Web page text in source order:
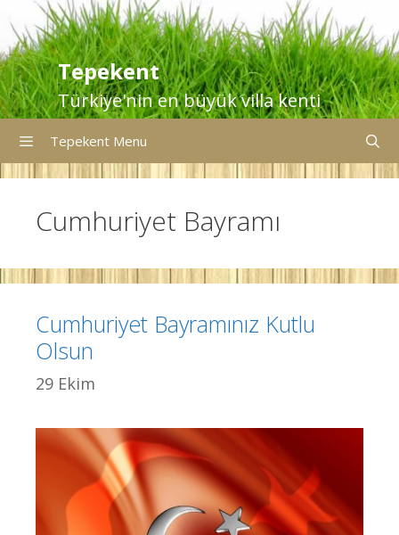
İçeriğe
atla
Tepekent
Türkiye'nin en büyük villa kenti
Tepekent Menu
Cumhuriyet Bayramı
Cumhuriyet Bayramınız Kutlu
Olsun
29 Ekim